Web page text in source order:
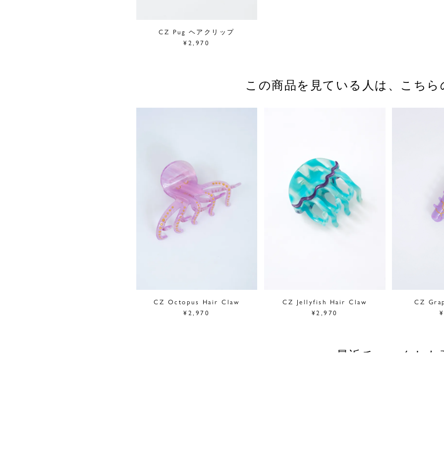
CZ Pug ヘアクリップ
¥2,970
この商品を見ている人は、 こち
CZ Octopus Hair Claw
¥2,970
CZ Jellyfish Hair Claw
¥2,970
CZ
最近チェックした